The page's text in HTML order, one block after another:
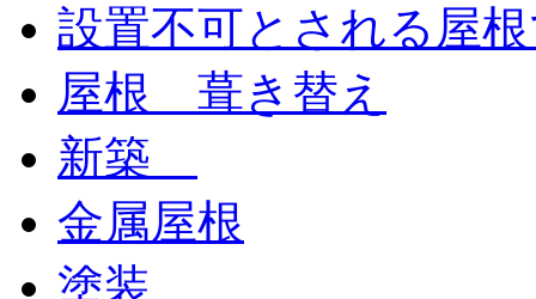
設置不可とされる屋
屋根 葺き替え
新築
金属屋根
塗装